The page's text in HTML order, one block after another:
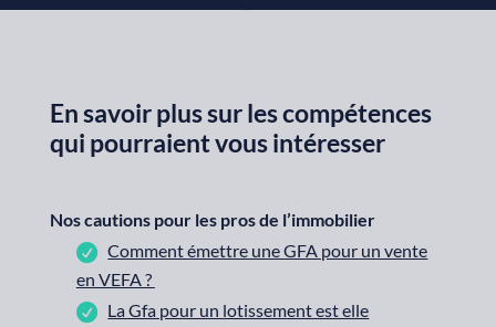
En savoir plus sur les compétences
qui pourraient vous intéresser
Nos cautions pour les pros de l’immobilier
Comment émettre une GFA pour un vente
en VEFA ?
La Gfa pour un lotissement est elle